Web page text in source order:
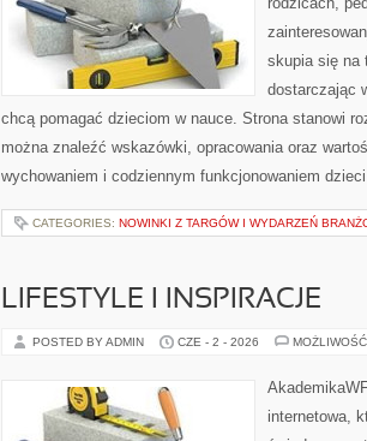
skupia się na
dostarczając
chcą pomagać dzieciom w nauce. Strona stanowi
można znaleźć wskazówki, opracowania oraz
wychowaniem i codziennym funkcjonowaniem
CATEGORIES: NOWINKI Z TARGÓW I WYDARZEŃ
LIFESTYLE I INSPIRACJE
POSTED BY ADMIN CZE - 2 - 2026
internetowa,